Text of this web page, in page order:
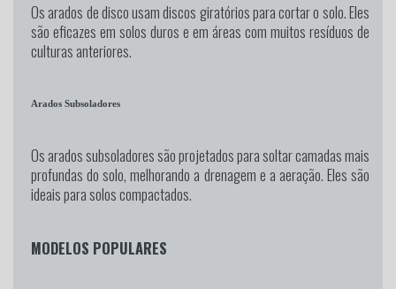
Os arados de disco usam discos giratórios para cortar o solo. Eles
são eficazes em solos duros e em áreas com muitos resíduos de
culturas anteriores.
Arados Subsoladores
Os arados subsoladores são projetados para soltar camadas mais
profundas do solo, melhorando a drenagem e a aeração. Eles são
ideais para solos compactados.
MODELOS POPULARES